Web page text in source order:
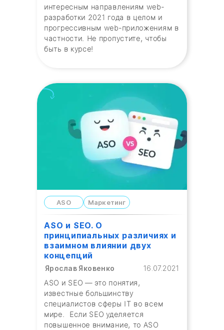
интересным направлениям web-
разработки 2021 года в целом и
прогрессивным web-приложениям в
частности. Не пропустите, чтобы
быть в курсе!
ASO Маркетинг
ASO и SEO. О
принципиальных различиях и
взаимном влиянии двух
концепций
Ярослав Яковенко
16.07.2021
ASO и SEO — это понятия,
известные большинству
специалистов сферы IT во всем
мире. Если SEO уделяется
повышенное внимание, то ASO